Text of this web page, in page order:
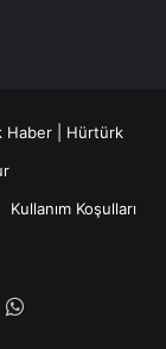
Haber
Hürtürk
Kullanım Koşulları
WhatsApp